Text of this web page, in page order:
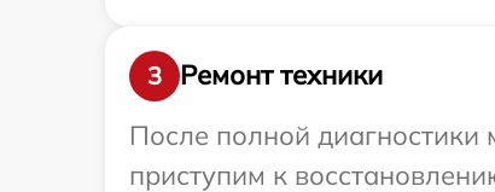
3
Ремонт техники
После полной диагностики
приступим к